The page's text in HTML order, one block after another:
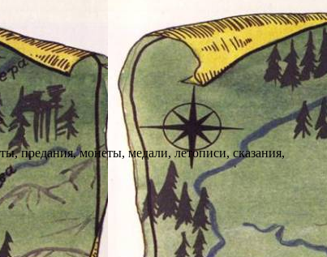
предания, монеты, медали, летописи, сказания,